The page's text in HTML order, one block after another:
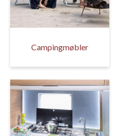
Campingmøbler